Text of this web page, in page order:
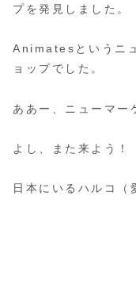
プを発見しました。
Animatesというニ
ョップでした。
ああー、ニューマー
よし、また来よう！
日本にいるハルコ（